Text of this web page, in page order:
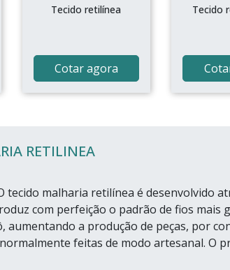
Tecido retilínea
Cotar agora
Tecido
RETILINEA
tecido malharia retilínea é desenvolvido
com perfeição o padrão de fios mais
aumentando a produção de peças, por
feitas de modo artesanal. O